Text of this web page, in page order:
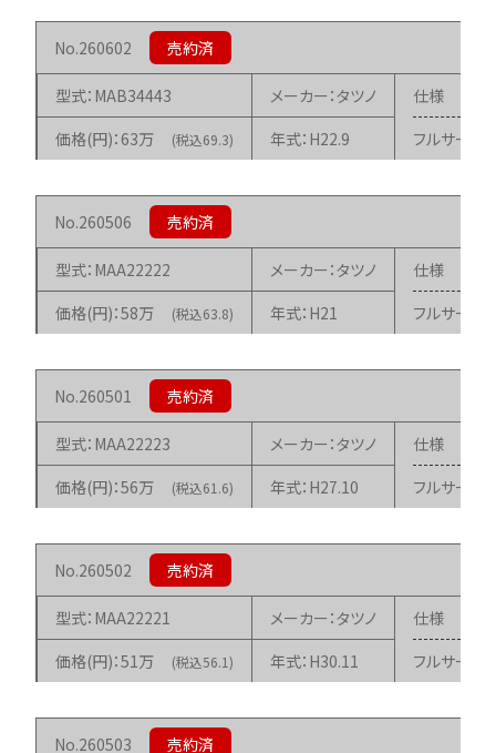
260602
63万 (税込69.3)
タツノ
H22.9
MAB34443
フルサービ
260506
58万 (税込63.8)
タツノ
H21
MAA22222
フルサービ
260501
56万 (税込61.6)
タツノ
H27.10
MAA22223
フルサービ
260502
51万 (税込56.1)
タツノ
H30.11
MAA22221
フルサービ
260503